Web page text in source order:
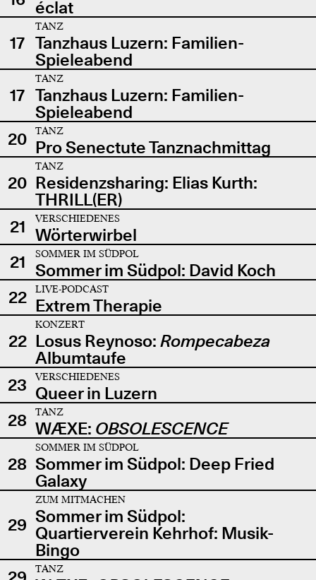
éclat
17
TANZ
Tanzhaus Luzern: Familien-
Spieleabend
17
TANZ
Tanzhaus Luzern: Familien-
Spieleabend
20
TANZ
Pro Senectute Tanznachmittag
20
TANZ
Residenzsharing: Elias Kurth:
THRILL(ER)
21
VERSCHIEDENES
Wörterwirbel
21
SOMMER IM SÜDPOL
Sommer im Südpol: David Koch
22
LIVE-PODCAST
Extrem Therapie
22
KONZERT
Losus Reynoso: Rompecabeza
Albumtaufe
23
VERSCHIEDENES
Queer in Luzern
28
TANZ
WÆXE: OBSOLESCENCE
28
SOMMER IM SÜDPOL
Sommer im Südpol: Deep Fried
Galaxy
29
ZUM MITMACHEN
Sommer im Südpol:
Quartierverein Kehrhof: Musik-
Bingo
TANZ